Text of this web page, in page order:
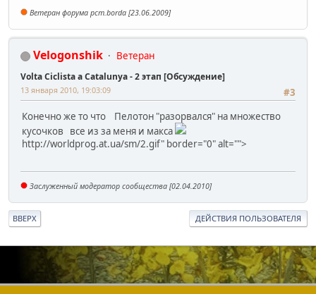
Ветеран форума pcm.borda [23.06.2009]
Velogonshik Ветеран
Volta Ciclista a Catalunya - 2 этап [Обсуждение]
#3
13 января 2010, 19:03:09
Конечно же то что Пелотон "разорвался" на множество
кусочков все из за меня и макса
http://worldprog.at.ua/sm/2.gif" border="0" alt="">
Заслуженный модератор сообщества [02.04.2010]
ВВЕРХ ДЕЙСТВИЯ ПОЛЬЗОВАТЕЛЯ